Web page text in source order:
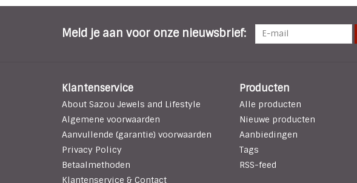
Meld je aan voor onze nieuwsbrief:
Klantenservice
About Sazou Jewels and Lifestyle
Algemene voorwaarden
Aanvullende (garantie) voorwaarden
Privacy Policy
Betaalmethoden
Klantenservice & Contact
Producten
Alle producten
Nieuwe producten
Aanbiedingen
Tags
RSS-feed